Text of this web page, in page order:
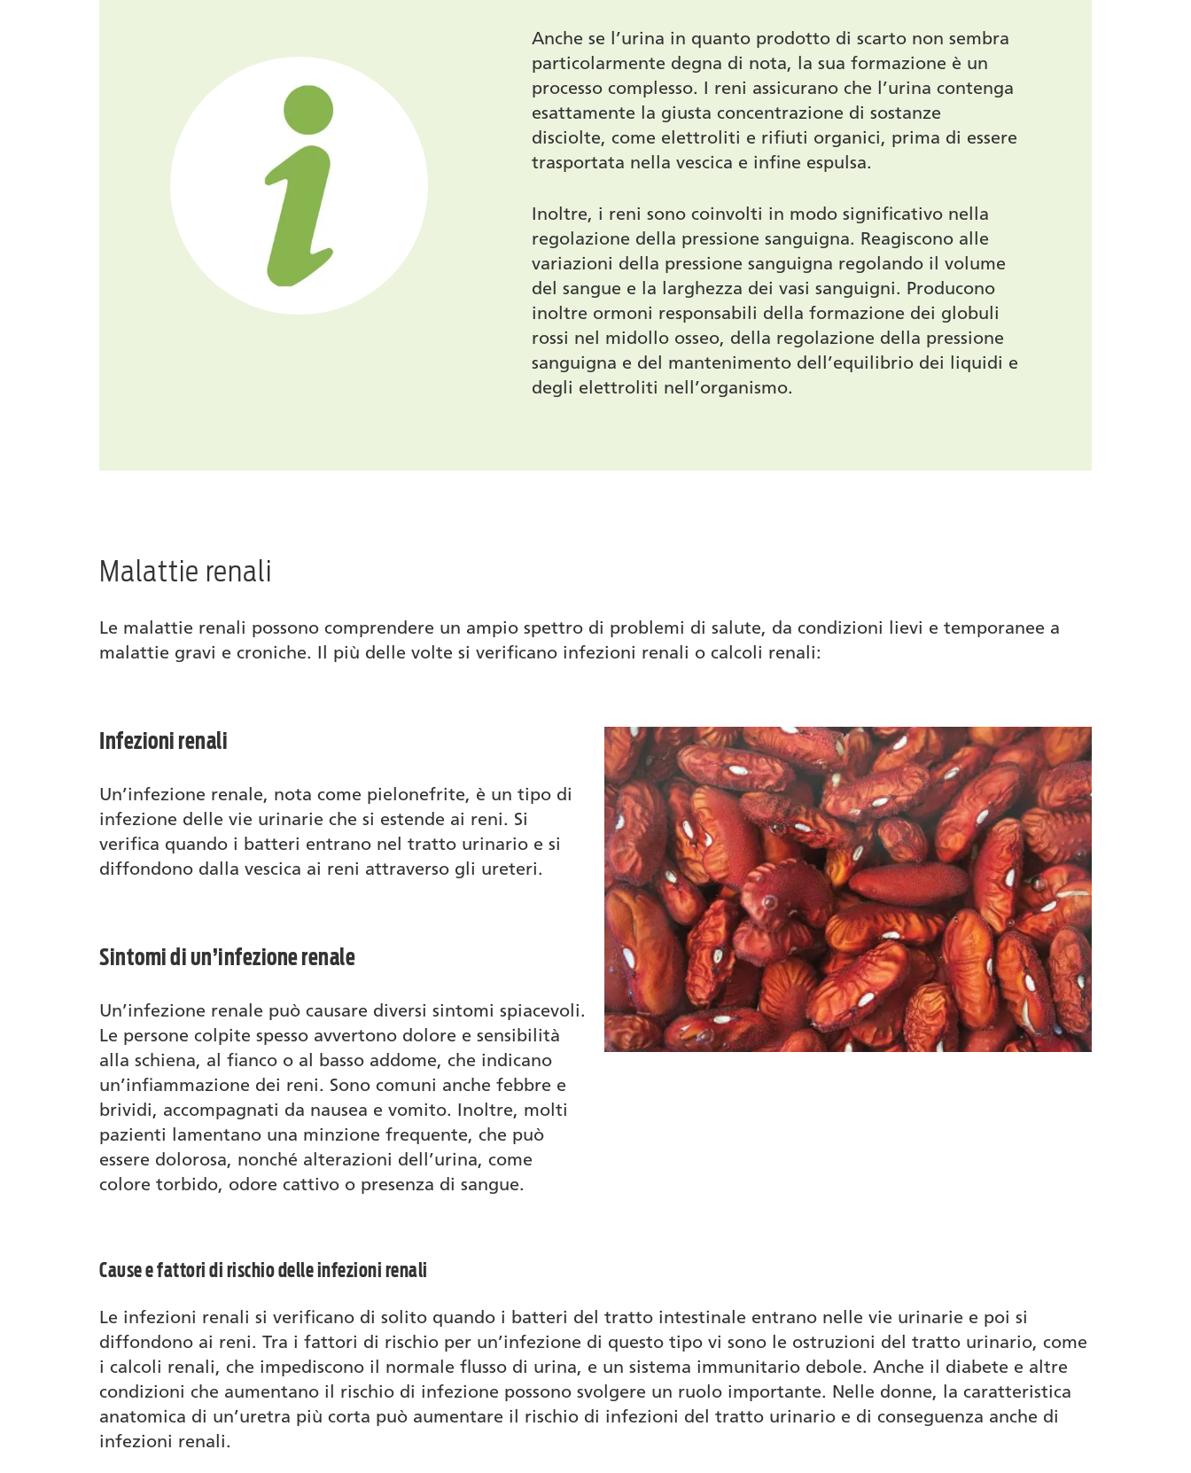
Anche se l’urina in quanto prodotto di scarto non sembra
particolarmente degna di nota, la sua formazione è un
processo complesso. I reni assicurano che l’urina contenga
esattamente la giusta concentrazione di sostanze
disciolte, come elettroliti e rifiuti organici, prima di essere
trasportata nella vescica e infine espulsa.
Inoltre, i reni sono coinvolti in modo significativo nella
regolazione della pressione sanguigna. Reagiscono alle
variazioni della pressione sanguigna regolando il volume
del sangue e la larghezza dei vasi sanguigni. Producono
inoltre ormoni responsabili della formazione dei globuli
rossi nel midollo osseo, della regolazione della pressione
sanguigna e del mantenimento dell’equilibrio dei liquidi e
degli elettroliti nell’organismo.
Malattie renali
Le malattie renali possono comprendere un ampio spettro di problemi di salute, da condizioni lievi e temporanee a
malattie gravi e croniche. Il più delle volte si verificano infezioni renali o calcoli renali:
Infezioni renali
Un’infezione renale, nota come pielonefrite, è un tipo di
infezione delle vie urinarie che si estende ai reni. Si
verifica quando i batteri entrano nel tratto urinario e si
diffondono dalla vescica ai reni attraverso gli ureteri.
Sintomi di un’infezione renale
Un’infezione renale può causare diversi sintomi spiacevoli.
Le persone colpite spesso avvertono dolore e sensibilità
alla schiena, al fianco o al basso addome, che indicano
un’infiammazione dei reni. Sono comuni anche febbre e
brividi, accompagnati da nausea e vomito. Inoltre, molti
pazienti lamentano una minzione frequente, che può
essere dolorosa, nonché alterazioni dell’urina, come
colore torbido, odore cattivo o presenza di sangue.
Cause e fattori di rischio delle infezioni renali
Le infezioni renali si verificano di solito quando i batteri del tratto intestinale entrano nelle vie urinarie e poi si
diffondono ai reni. Tra i fattori di rischio per un’infezione di questo tipo vi sono le ostruzioni del tratto urinario, come
i calcoli renali, che impediscono il normale flusso di urina, e un sistema immunitario debole. Anche il diabete e altre
condizioni che aumentano il rischio di infezione possono svolgere un ruolo importante. Nelle donne, la caratteristica
anatomica di un’uretra più corta può aumentare il rischio di infezioni del tratto urinario e di conseguenza anche di
infezioni renali.